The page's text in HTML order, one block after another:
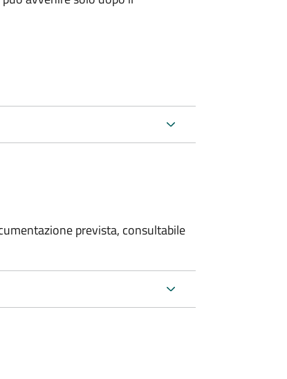
prevista, consultabile